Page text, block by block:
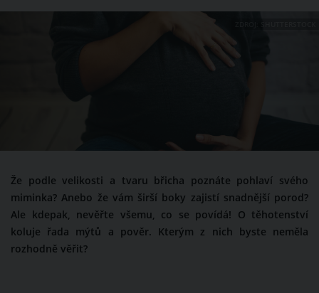
Že podle velikosti a tvaru břicha poznáte pohlaví svého
miminka? Anebo že vám širší boky zajistí snadnější porod?
Ale kdepak, nevěřte všemu, co se povídá! O těhotenství
koluje řada mýtů a pověr. Kterým z nich byste neměla
rozhodně věřit?